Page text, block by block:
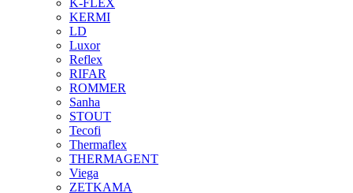
KERMI
LD
Luxor
Reflex
RIFAR
ROMMER
Sanha
STOUT
Tecofi
Thermaflex
THERMAGENT
Viega
ZETKAMA